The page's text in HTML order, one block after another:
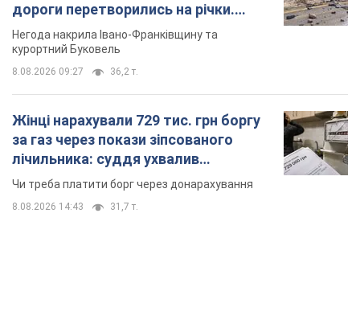
дороги перетворились на річки.
Відео
Негода накрила Івано-Франківщину та
курортний Буковель
8.08.2026 09:27 36,2 т.
Жінці нарахували 729 тис. грн боргу
за газ через покази зіпсованого
лічильника: суддя ухвалив
неочікуване рішення
Чи треба платити борг через донарахування
8.08.2026 14:43 31,7 т.